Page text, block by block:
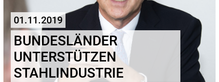
01.11.2019
BUNDESLÄNDER
UNTERSTÜTZEN
STAHLINDUSTRIE